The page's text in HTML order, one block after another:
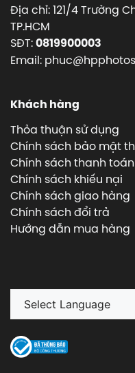
Địa chỉ: 121/4 Trường
TP.HCM
SĐT:0819900003
Email:
Khách hàng
Thỏa thuận sử dụng
Chính sách bảo mật
Chính sách thanh toán
Chính sách khiếu nại
Chính sách giao hàng
Chính sách đổi trả
Hướng dẫn mua hàng